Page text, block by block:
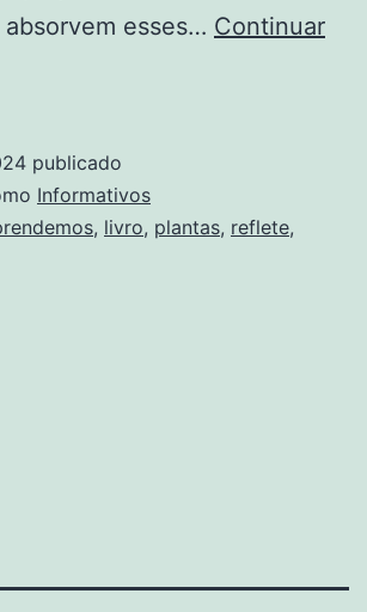
absorvem esses… Continuar
publicado
Informativos
, livro, plantas, reflete,